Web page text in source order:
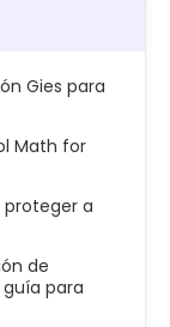
Gies para
Math for
a
de
para